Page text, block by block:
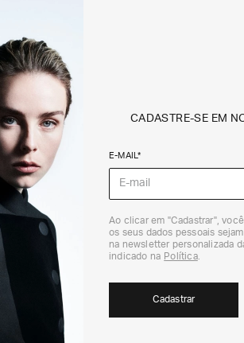
| ARMANI
site oficial. Materiais nobres e design
PAGAMENTOS SEGUROS
transações são completamente seguras,
nosso sistema avançado de pagamento
com criptografia de dados.
CADASTRE-SE EM
E-MAIL*
Ao clicar em "Cadastrar",
os seus dados pessoais
na newsletter personalizada
indicado na Política.
Cadastrar